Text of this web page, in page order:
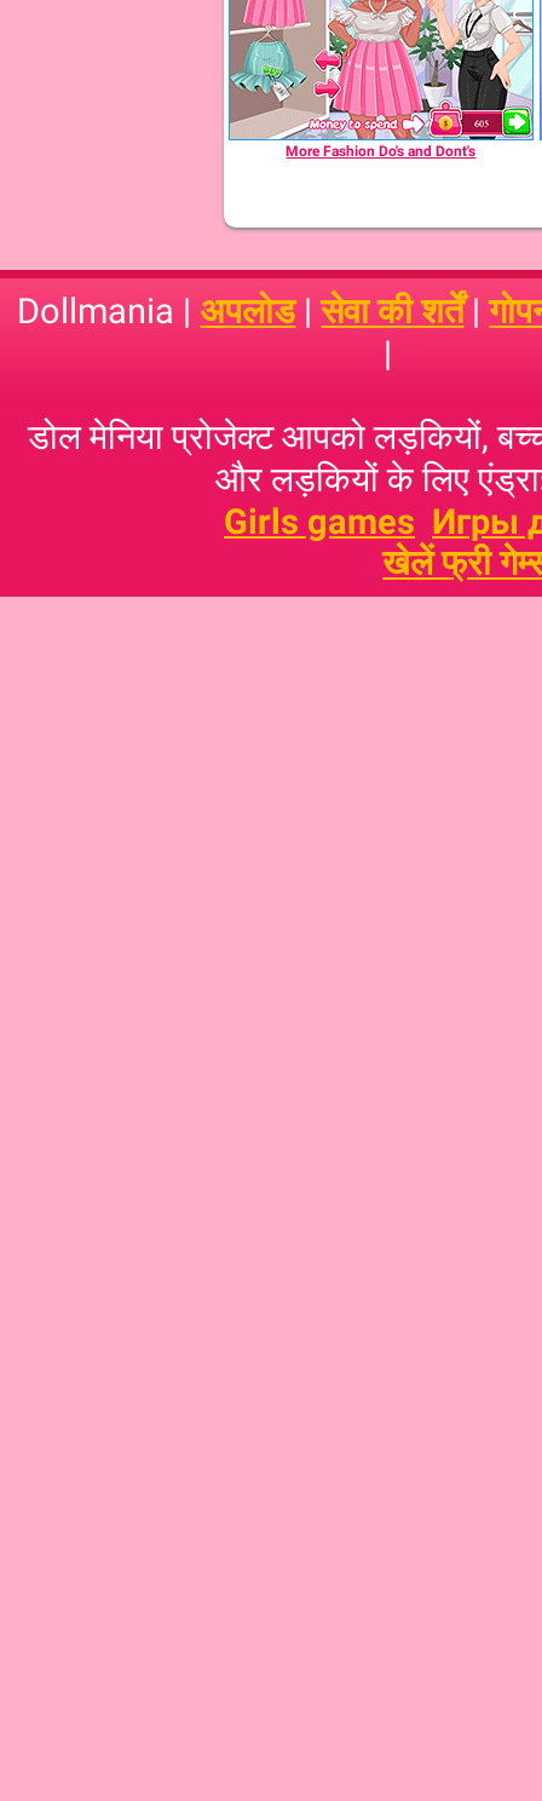
More Fashion Do's and Dont's
Dollmania | अपलोड|सेवा की शर्तें|
|
डोल मेनिया प्रोजेक्ट आपको लड़कियों,
और लड़कियों के लिए
Girls games Игры
खेलें फ्री